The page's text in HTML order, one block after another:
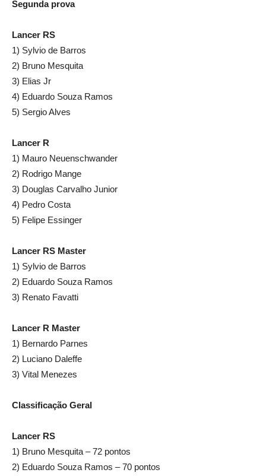
Segunda prova
Lancer RS
1) Sylvio de Barros
2) Bruno Mesquita
3) Elias Jr
4) Eduardo Souza Ramos
5) Sergio Alves
Lancer R
1) Mauro Neuenschwander
2) Rodrigo Mange
3) Douglas Carvalho Junior
4) Pedro Costa
5) Felipe Essinger
Lancer RS Master
1) Sylvio de Barros
2) Eduardo Souza Ramos
3) Renato Favatti
Lancer R Master
1) Bernardo Parnes
2) Luciano Daleffe
3) Vital Menezes
Classificação Geral
Lancer RS
1) Bruno Mesquita – 72 pontos
2) Eduardo Souza Ramos – 70 pontos